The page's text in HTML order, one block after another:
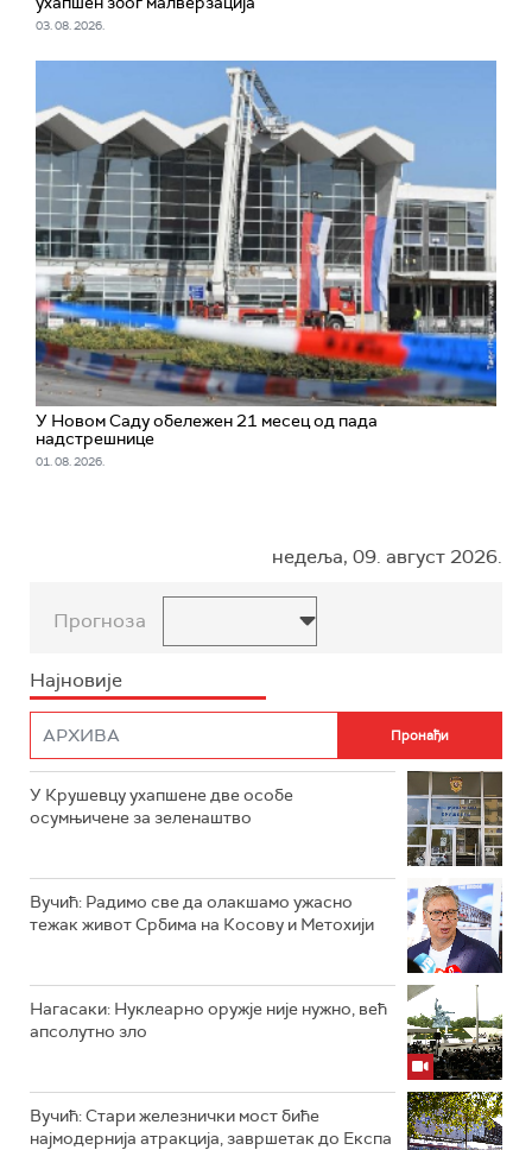
03. 08. 2026.
У Новом Саду обележен 21 месец од пада
надстрешнице
01. 08. 2026.
недеља, 09. август 2026.
Прогноза
Најновије
У Крушевцу ухапшене две особе
осумњичене за зеленаштво
Вучић: Радимо све да олакшамо ужасно
тежак живот Србима на Косову и Метохији
Нагасаки: Нуклеарно оружје није нужно, већ
апсолутно зло
Вучић: Стари железнички мост биће
најмодернија атракција, завршетак до Експа